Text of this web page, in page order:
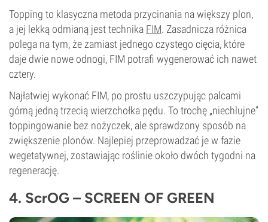
Topping to klasyczna metoda przycinania na większy plon,
a jej lekką odmianą jest technika FIM. Zasadnicza różnica
polega na tym, że zamiast jednego czystego cięcia, które
daje dwie nowe odnogi, FIM potrafi wygenerować ich nawet
cztery.
Najłatwiej wykonać FIM, po prostu uszczypując palcami
górną jedną trzecią wierzchołka pędu. To trochę „niechlujne”
toppingowanie bez nożyczek, ale sprawdzony sposób na
zwiększenie plonów. Najlepiej przeprowadzać je w fazie
wegetatywnej, zostawiając roślinie około dwóch tygodni na
regenerację.
4. ScrOG – SCREEN OF GREEN